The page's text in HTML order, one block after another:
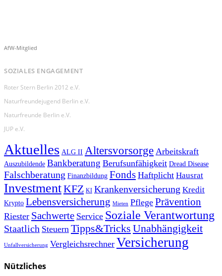
AfW-Mitglied
SOZIALES ENGAGEMENT
Roter Stern Berlin 2012 e.V.
Naturfreundejugend Berlin e.V.
Naturfreunde Berlin e.V.
JUP e.V.
Aktuelles ALG II Altersvorsorge Arbeitskraft
Auszubildende Bankberatung Berufsunfähigkeit Dread Disease
Falschberatung Finanzbildung Fonds Haftplicht Hausrat
InvestmentKFZ KI Krankenversicherung Kredit
Krypto Lebensversicherung Mieten Pflege Prävention
Riester Sachwerte Service Soziale Verantwortung
Staatlich Steuern Tipps&Tricks Unabhängigkeit
Unfallversicherung Vergleichsrechner Versicherung
Nützliches